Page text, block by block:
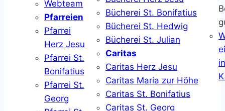
Webteam
Pfarreien
Pfarrei
Herz Jesu
Pfarrei St.
Bonifatius
Pfarrei St.
Georg
Bücherei St. Bonifatius
Bücherei St. Hedwig
Bücherei St. Julian
Caritas
Caritas Herz Jesu
Caritas Maria zur Höhe
Caritas St. Bonifatius
Caritas St. Georg